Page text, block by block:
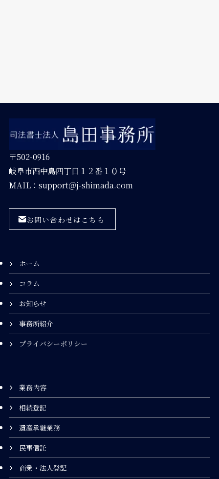
〒502-0916
岐阜市西中島四丁目１２番１０号
MAIL：support＠j-shimada.com
お問い合わせはこちら
ホーム
コラム
お知らせ
事務所紹介
プライバシーポリシー
業務内容
相続登記
遺産承継業務
民事信託
商業・法人登記